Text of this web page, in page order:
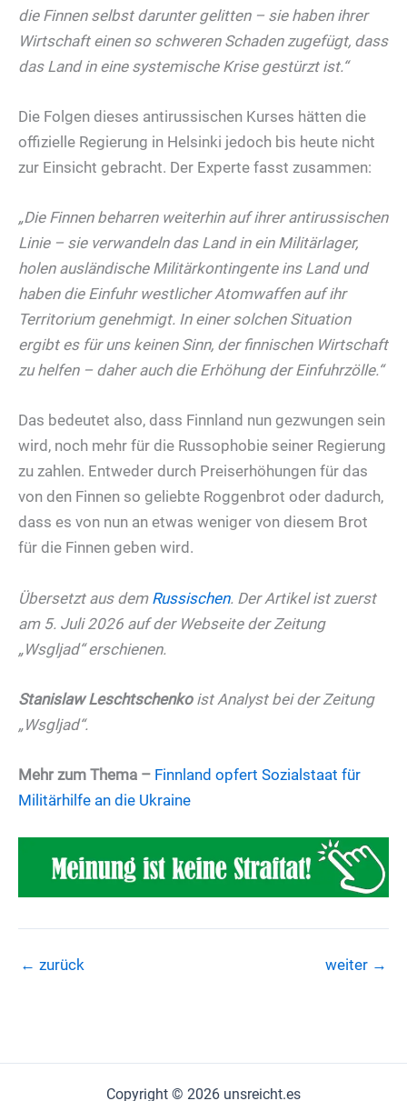
die Finnen selbst darunter gelitten – sie haben ihrer
Wirtschaft einen so schweren Schaden zugefügt, dass
das Land in eine systemische Krise gestürzt ist.“
Die Folgen dieses antirussischen Kurses hätten die
offizielle Regierung in Helsinki jedoch bis heute nicht
zur Einsicht gebracht. Der Experte fasst zusammen:
„Die Finnen beharren weiterhin auf ihrer antirussischen
Linie – sie verwandeln das Land in ein Militärlager,
holen ausländische Militärkontingente ins Land und
haben die Einfuhr westlicher Atomwaffen auf ihr
Territorium genehmigt. In einer solchen Situation
ergibt es für uns keinen Sinn, der finnischen Wirtschaft
zu helfen – daher auch die Erhöhung der Einfuhrzölle.“
Das bedeutet also, dass Finnland nun gezwungen sein
wird, noch mehr für die Russophobie seiner Regierung
zu zahlen. Entweder durch Preiserhöhungen für das
von den Finnen so geliebte Roggenbrot oder dadurch,
dass es von nun an etwas weniger von diesem Brot
für die Finnen geben wird.
Übersetzt aus dem Russischen. Der Artikel ist zuerst
am 5. Juli 2026 auf der Webseite der Zeitung
„Wsgljad“ erschienen.
Stanislaw Leschtschenkoist Analyst bei der Zeitung
„Wsgljad“.
Mehr zum Thema – Finnland opfert Sozialstaat für
Militärhilfe an die Ukraine
← zurück weiter →
Copyright © 2026 unsreicht.es